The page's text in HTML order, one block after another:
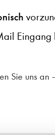
Eingang
Sie uns